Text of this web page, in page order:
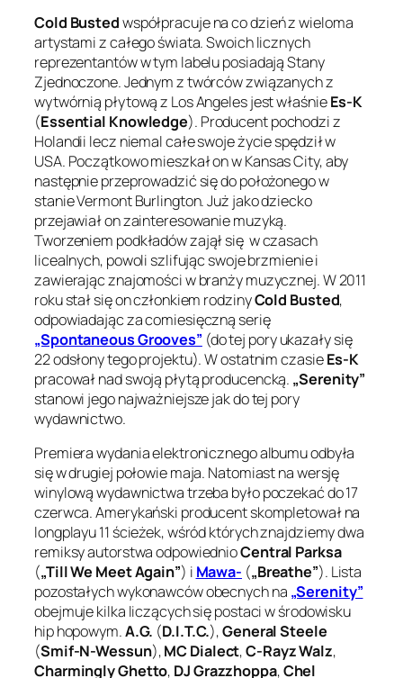
Cold Bustedwspółpracuje na co dzień z wieloma
artystami z całego świata. Swoich licznych
reprezentantów w tym labelu posiadają Stany
Zjednoczone. Jednym z twórców związanych z
wytwórnią płytową z Los Angeles jest właśnieEs-K
(Essential Knowledge). Producent pochodzi z
Holandii lecz niemal całe swoje życie spędził w
USA. Początkowo mieszkał on w Kansas City, aby
następnie przeprowadzić się do położonego w
stanie Vermont Burlington. Już jako dziecko
przejawiał on zainteresowanie muzyką.
Tworzeniem podkładów zajął się w czasach
licealnych, powoli szlifując swoje brzmienie i
zawierając znajomości w branży muzycznej. W 2011
roku stał się on członkiem rodzinyCold Busted,
odpowiadając za comiesięczną serię
„Spontaneous Grooves” (do tej pory ukazały się
22 odsłony tego projektu). W ostatnim czasieEs-K
pracował nad swoją płytą producencką. „Serenity”
stanowi jego najważniejsze jak do tej pory
wydawnictwo.
Premiera wydania elektronicznego albumu odbyła
się w drugiej połowie maja. Natomiast na wersję
winylową wydawnictwa trzeba było poczekać do 17
czerwca. Amerykański producent skompletował na
longplayu 11 ścieżek, wśród których znajdziemy dwa
remiksy autorstwa odpowiednioCentral Parksa
(„Till We Meet Again”) i Mawa- („Breathe”). Lista
pozostałych wykonawców obecnych na „Serenity”
obejmuje kilka liczących się postaci w środowisku
hip hopowym.A.G. (D.I.T.C.),General Steele
(Smif-N-Wessun),MC Dialect,C-Rayz Walz,
Charmingly Ghetto, DJ Grazzhoppa,Chel